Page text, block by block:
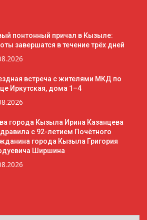
понтонный причал в Кызыле:
завершатся в течение трёх дней
встреча с жителями МКД по
Иркутская, дома 1–4
города Кызыла Ирина Казанцева
с 92-летием Почётного
города Кызыла Григория
Ширшина